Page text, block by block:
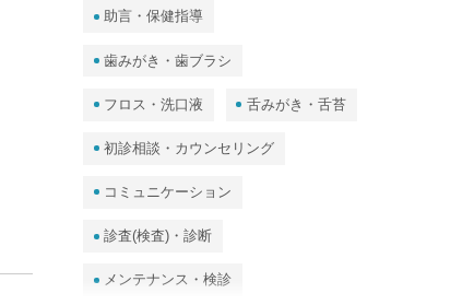
助言・保健指導
歯みがき・歯ブラシ
フロス・洗口液 舌みがき・舌苔
初診相談・カウンセリング
コミュニケーション
診査(検査)・診断
メンテナンス・検診